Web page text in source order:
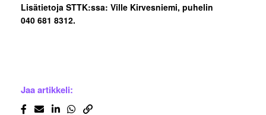
Lisätietoja STTK:ssa: Ville Kirvesniemi, puhelin
040 681 8312.
Jaa artikkeli: